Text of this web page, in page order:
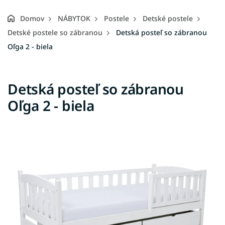
Domov NÁBYTOK Postele
Detské postele
Detské postele so zábranou
Detská posteľ so zábranou
Oľga 2 - biela
Detská posteľ so zábranou
Oľga 2 - biela